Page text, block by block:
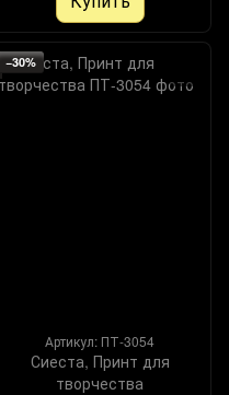
−30%
Артикул: ПТ-3054
Сиеста, Принт для
творчества